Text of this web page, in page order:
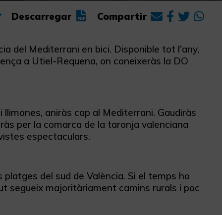
Descarregar Compartir
del Mediterrani en bici. Disponible tot l'any,
a Utiel-Requena, on coneixeràs la DO
aniràs cap al Mediterrani. Gaudiràs
per la comarca de la taronja valenciana
espectaculars.
del sud de València. Si el temps ho
segueix majoritàriament camins rurals i poc